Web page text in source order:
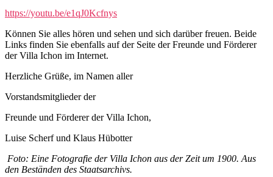
https://youtu.be/e1qJ0Kcfnys
Können Sie alles hören und sehen und sich darüber freuen. Beide
Links finden Sie ebenfalls auf der Seite der Freunde und Förderer
der Villa Ichon im Internet.
Herzliche Grüße, im Namen aller
Vorstandsmitglieder der
Freunde und Förderer der Villa Ichon,
Luise Scherf und Klaus Hübotter
Foto: Eine Fotografie der Villa Ichon aus der Zeit um 1900. Aus
den Beständen des Staatsarchivs.